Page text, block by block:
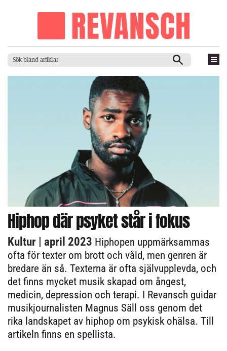
Hiphop där psyket står i fokus
Kultur | april 2023 Hiphopen uppmärksammas
ofta för texter om brott och våld, men genren är
bredare än så. Texterna är ofta självupplevda, och
det finns mycket musik skapad om ångest,
medicin, depression och terapi. I Revansch guidar
musikjournalisten Magnus Säll oss genom det
rika landskapet av hiphop om psykisk ohälsa. Till
artikeln finns en spellista.